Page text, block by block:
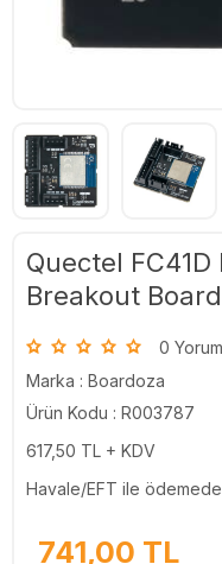
Quectel FC41D
Breakout Board
0
Marka : Boardoza
Ürün Kodu : R003787
617,50 TL + KDV
Havale/EFT ile ödemede
741,00 TL